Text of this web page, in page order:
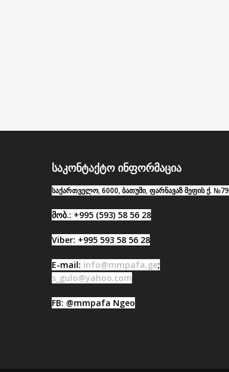
საკონტაქტო ინფორმაცია
საქართველო, 6000, ბათუმი, ფარნავაზ მეფის ქ. №79
მობ.: +995 (593) 58 56 28
Viber: +995 593 58 56 28
E-mail: info@mmpafa.ge;
s_gulo@yahoo.com
FB: @mmpafa Ngeo